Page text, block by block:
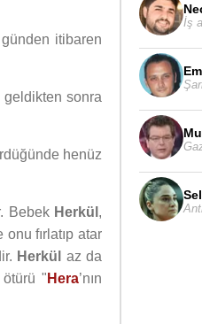
itibaren
sonra
henüz
Bebek Herkül ,
fırlatıp atar
Herkül
az da
" Hera’nın
İş